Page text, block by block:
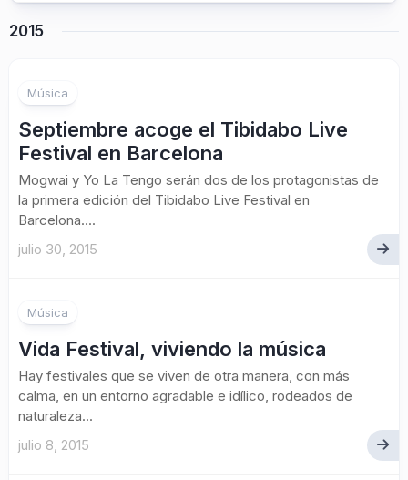
2015
Música
Septiembre acoge el Tibidabo Live
Festival en Barcelona
Mogwai y Yo La Tengo serán dos de los protagonistas de
la primera edición del Tibidabo Live Festival en
Barcelona....
julio 30, 2015
Música
Vida Festival, viviendo la música
Hay festivales que se viven de otra manera, con más
calma, en un entorno agradable e idílico, rodeados de
naturaleza...
julio 8, 2015